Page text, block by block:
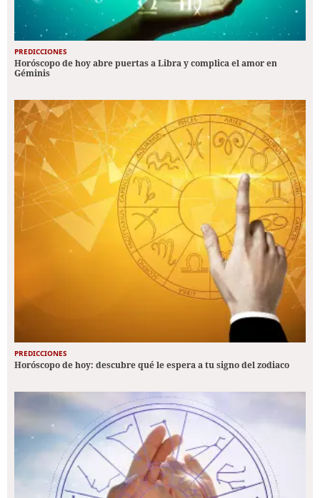
PREDICCIONES
Horóscopo de hoy abre puertas a Libra y complica el amor en
Géminis
PREDICCIONES
Horóscopo de hoy: descubre qué le espera a tu signo del zodiaco